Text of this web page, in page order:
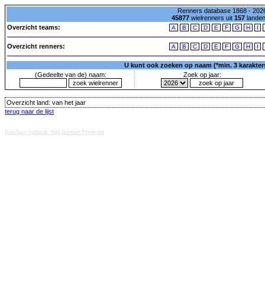
Renners database 1868 -
45877wielrenners uit 157
Overzicht teams:
A B C D E F G H I
Overzicht renners: A B C D E F G H I
U kunt ook zoeken op naam (*min. 3
(Gedeelte van de) naam:
Zoek op jaar:
Overzicht land: van het jaar
terug naar de lijst
Database techniek: Sini Internet Projecten